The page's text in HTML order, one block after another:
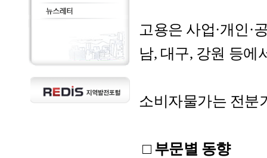
고용은 사업·개인·
남, 대구, 강원 등에
소비자물가는 전분
□ 부문별 동향